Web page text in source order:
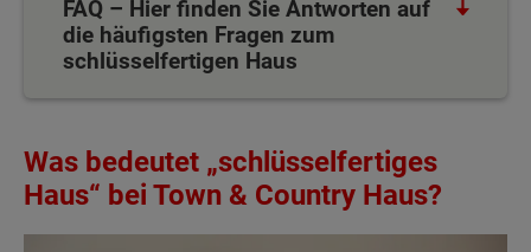
FAQ – Hier finden Sie Antworten auf
die häufigsten Fragen zum
schlüsselfertigen Haus
Was bedeutet „schlüsselfertiges
Haus“ bei Town & Country Haus?